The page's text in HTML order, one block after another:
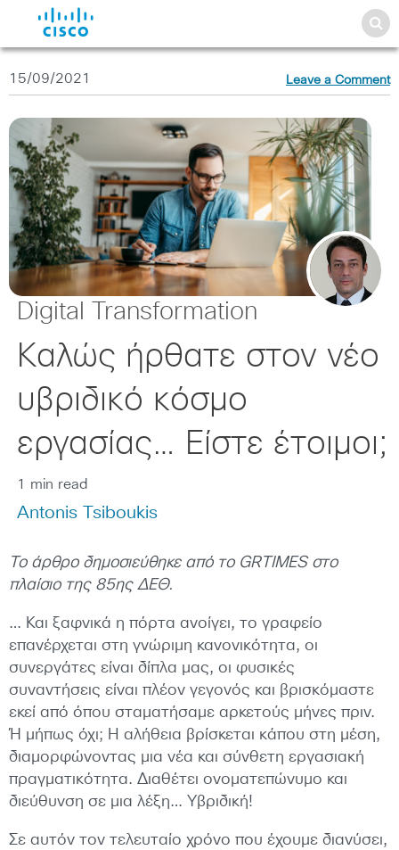
15/09/2021 Leave a Comment
Digital Transformation
Καλώς ήρθατε στον νέο
υβριδικό κόσμο
εργασίας… Είστε έτοιμοι;
1 min read
Antonis Tsiboukis
Το άρθρο δημοσιεύθηκε από το GRTIMES στο
πλαίσιο της 85ης ΔΕΘ.
… Και ξαφνικά η πόρτα ανοίγει, το γραφείο
επανέρχεται στη γνώριμη κανονικότητα, οι
συνεργάτες είναι δίπλα μας, οι φυσικές
συναντήσεις είναι πλέον γεγονός και βρισκόμαστε
εκεί από όπου σταματήσαμε αρκετούς μήνες πριν.
Ή μήπως όχι; Η αλήθεια βρίσκεται κάπου στη μέση,
διαμορφώνοντας μια νέα και σύνθετη εργασιακή
πραγματικότητα. Διαθέτει ονοματεπώνυμο και
διεύθυνση σε μια λέξη… Υβριδική!
Σε αυτόν τον τελευταίο χρόνο που έχουμε διανύσει,